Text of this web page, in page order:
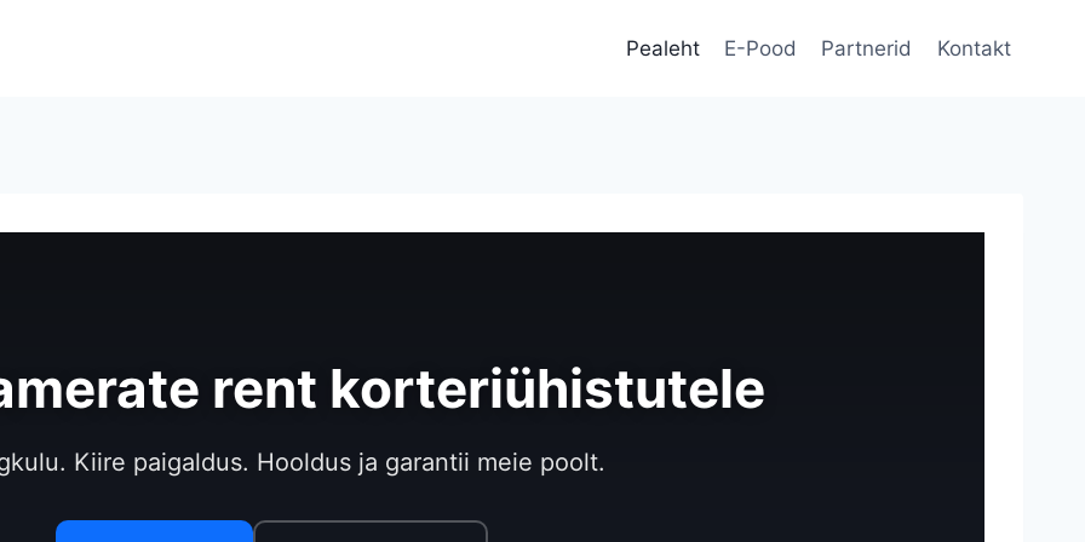
Pealeht E-Pood Partnerid Kontakt
rent korteriühistutele
Kiire paigaldus. Hooldus ja garantii meie poolt.